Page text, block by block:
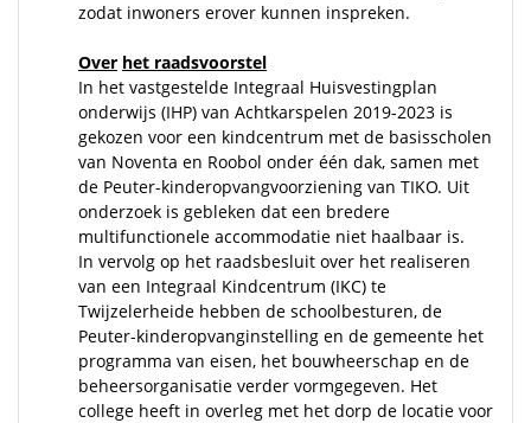
zodat inwoners erover kunnen inspreken.
Over het raadsvoorstel
In het vastgestelde Integraal Huisvestingplan
onderwijs (IHP) van Achtkarspelen 2019-2023 is
gekozen voor een kindcentrum met de basisscholen
van Noventa en Roobol onder één dak, samen met
de Peuter-kinderopvangvoorziening van TIKO. Uit
onderzoek is gebleken dat een bredere
multifunctionele accommodatie niet haalbaar is.
In vervolg op het raadsbesluit over het realiseren
van een Integraal Kindcentrum (IKC) te
Twijzelerheide hebben de schoolbesturen, de
Peuter-kinderopvanginstelling en de gemeente het
programma van eisen, het bouwheerschap en de
beheersorganisatie verder vormgegeven. Het
college heeft in overleg met het dorp de locatie voor